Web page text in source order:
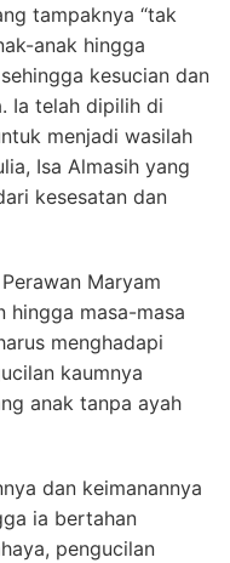
tampaknya “tak
anak hingga
kesucian dan
Ia telah dipilih di
menjadi wasilah
Isa Almasih yang
kesesatan dan
Maryam
hingga masa-masa
menghadapi
kaumnya
anak tanpa ayah
dan keimanannya
ia bertahan
pengucilan